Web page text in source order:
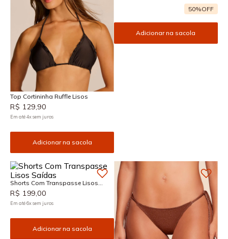
Top Cortininha Ruffle Lisos
R$ 129,90
Em até4xsem juros
Adicionar na sacola
50%OFF
Adicionar na sacola
Shorts Com Transpasse Lisos
Saídas
R$ 199,00
Em até6xsem juros
Adicionar na sacola